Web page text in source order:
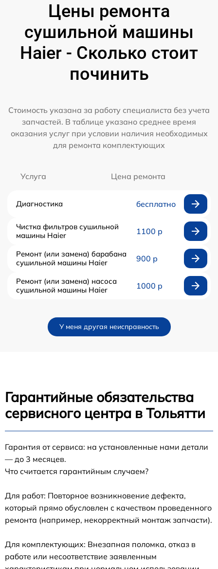
Цены ремонта
сушильной машины
Haier - Сколько стоит
починить
Стоимость указана за работу специалиста без учета
запчастей. В таблице указано среднее время
оказания услуг при условии наличия необходимых
для ремонта комплектующих
Услуга Цена ремонта
Диагностика бесплатно
Чистка фильтров сушильной
машины Haier
1100 р
Ремонт (или замена) барабана
сушильной машины Haier
900 р
Ремонт (или замена) насоса
сушильной машины Haier
1000 р
У меня другая неисправность
Гарантийные обязательства
сервисного центра в Тольятти
Гарантия от сервиса: на установленные нами детали
— до 3 месяцев.
Что считается гарантийным случаем?
Для работ: Повторное возникновение дефекта,
который прямо обусловлен с качеством проведенного
ремонта (например, некорректный монтаж запчасти).
Для комплектующих: Внезапная поломка, отказ в
работе или несоответствие заявленным